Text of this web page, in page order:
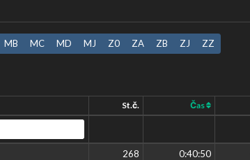
MB MC MD MJ Z0 ZA ZB ZJ ZZ
St.č. Čas
268 0:40:50